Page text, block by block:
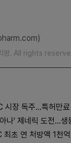
. All rights
시장 독주…특허만
나' 제네릭 도전...생
최초 연 처방액 1천